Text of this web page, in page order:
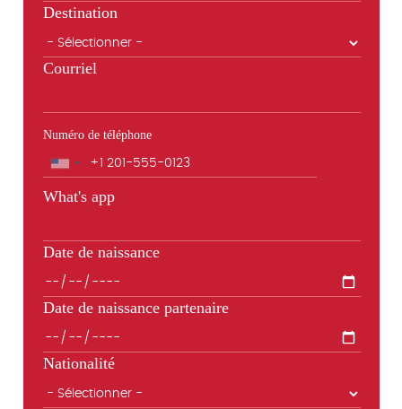
Destination
Courriel
Numéro de téléphone
Téléphone
What's app
Date de naissance
Date de naissance partenaire
Nationalité